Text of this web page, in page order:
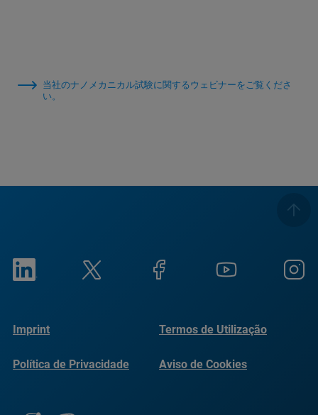
当社のナノメカニカル試験に関するウェビナーをご覧くださ
い。
Imprint Termos de Utilização
Política de Privacidade Aviso de Cookies